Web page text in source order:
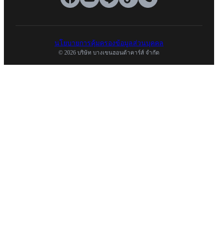
นโยบายการคุ้มครองข้อมูลส่วนบุคคล
© 2026 บริษัท บางเขนฮอนด้าคาร์ส์ จำกัด